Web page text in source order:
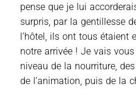
pense que je lui
surpris, par la gentillesse
l’hôtel, ils ont tous étaient
notre arrivée ! Je vais
niveau de la nourriture,
de l’animation, puis de la